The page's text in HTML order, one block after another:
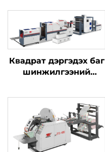
Квадрат дэргэдэх баг
шинжилгээний